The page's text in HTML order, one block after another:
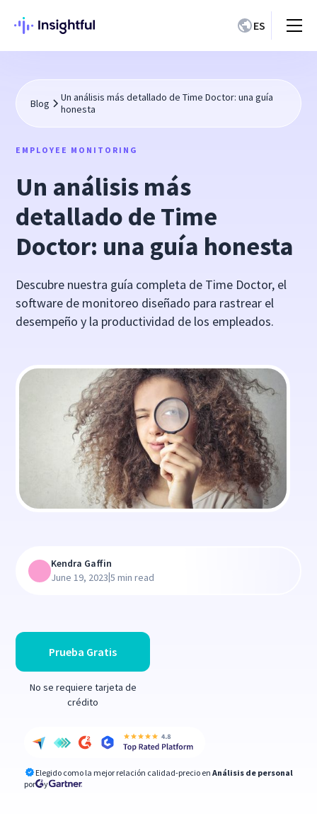
ES
Blog
Un análisis más detallado de Time Doctor: una guía
honesta
EMPLOYEE MONITORING
Un análisis más
detallado de Time
Doctor: una guía honesta
Descubre nuestra guía completa de Time Doctor, el
software de monitoreo diseñado para rastrear el
desempeño y la productividad de los empleados.
Prueba Gratis
No se requiere tarjeta de
crédito
Elegido como la mejor relación calidad-precio en Análisis de personal
por
y
Kendra Gaffin
June 19, 2023|5 min read